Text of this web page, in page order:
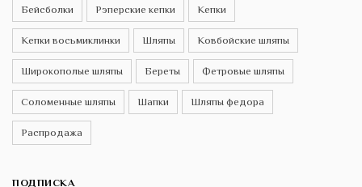
Бейсболки Рэперские кепки Кепки
Кепки восьмиклинки Шляпы Ковбойские шляпы
Широкополые шляпы Береты Фетровые шляпы
Соломенные шляпы Шапки Шляпы федора
Распродажа
ПОДПИСКА